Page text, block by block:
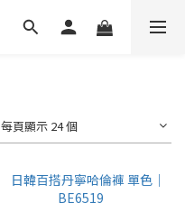
每頁顯示 24 個